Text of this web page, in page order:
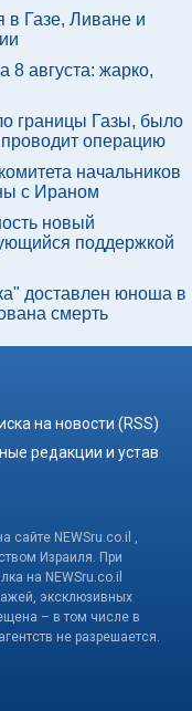
в Газе, Ливане и
8 августа: жарко,
границы Газы, было
операцию
начальников
с Ираном
новый
поддержкой
доставлен юноша в
смерть
на новости (RSS)
редакции и устав
сайте NEWSru.co.il ,
Израиля. При
на NEWSru.co.il
эксклюзивных
– в том числе в
не разрешается.